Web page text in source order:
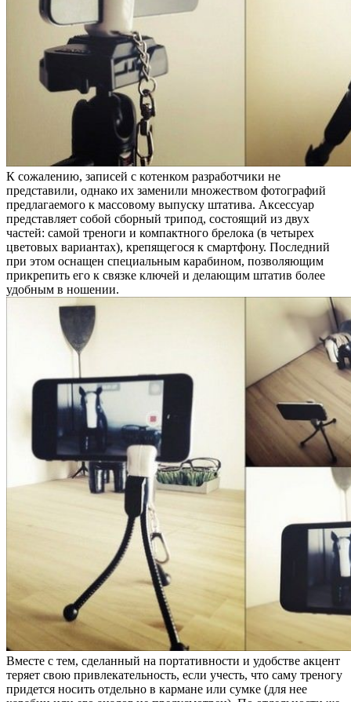
К сожалению, записей с котенком разработчики не
представили, однако их заменили множеством фотографий
предлагаемого к массовому выпуску штатива. Аксессуар
представляет собой сборный трипод, состоящий из двух
частей: самой треноги и компактного брелока (в четырех
цветовых вариантах), крепящегося к смартфону. Последний
при этом оснащен специальным карабином, позволяющим
прикрепить его к связке ключей и делающим штатив более
удобным в ношении.
Вместе с тем, сделанный на портативности и удобстве акцент
теряет свою привлекательность, если учесть, что саму треногу
придется носить отдельно в кармане или сумке (для нее